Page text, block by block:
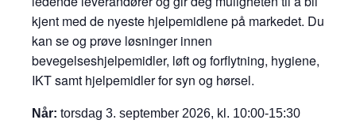
kjent med de nyeste hjelpemidlene på markedet. Du
kan se og prøve løsninger innen
bevegelseshjelpemidler, løft og forflytning, hygiene,
IKT samt hjelpemidler for syn og hørsel.
Når: torsdag 3. september 2026, kl. 10:00-15:30